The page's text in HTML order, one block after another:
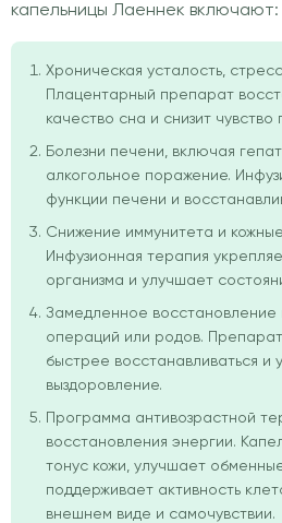
капельницы Лаеннек включают:
Хроническая усталость,
Плацентарный препарат
качество сна и снизит чувство
Болезни печени, включая
алкогольное поражение.
функции печени и
Снижение иммунитета и
Инфузионная терапия
организма и улучшает
Замедленное восстановление
операций или родов.
быстрее восстанавливаться и
выздоровление.
Программа антивозрастной
восстановления энергии.
тонус кожи, улучшает
поддерживает активность
внешнем виде и самочувствии.